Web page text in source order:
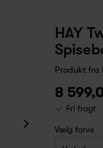
HAY
Produkt fra
8
Fri fragt
Vælg farve